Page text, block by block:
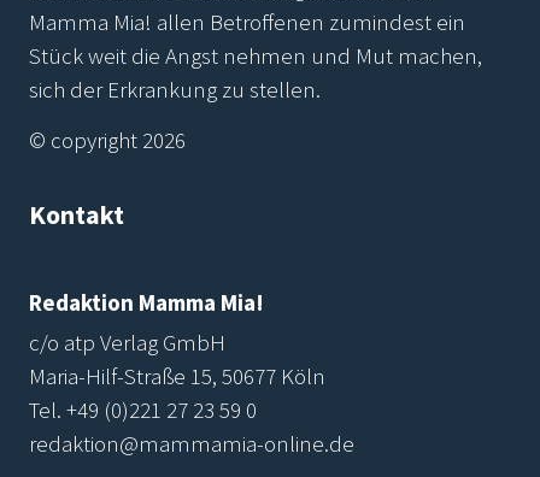
Mamma Mia! allen Betroffenen zumindest ein
Stück weit die Angst nehmen und Mut machen,
sich der Erkrankung zu stellen.
© copyright 2026
Kontakt
Redaktion Mamma Mia!
c/o atp Verlag GmbH
Maria-Hilf-Straße 15, 50677 Köln
Tel. +49 (0)221 27 23 59 0
redaktion@mammamia-online.de